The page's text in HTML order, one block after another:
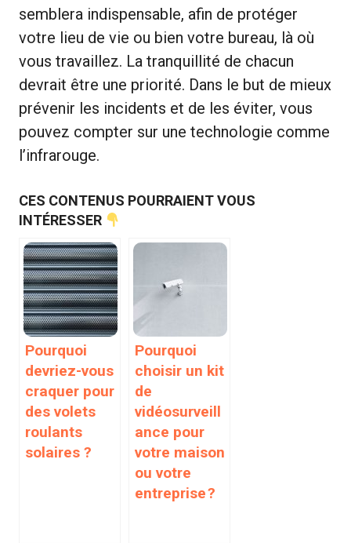
semblera indispensable, afin de protéger
votre lieu de vie ou bien votre bureau, là où
vous travaillez. La tranquillité de chacun
devrait être une priorité. Dans le but de mieux
prévenir les incidents et de les éviter, vous
pouvez compter sur une technologie comme
l’infrarouge.
CES CONTENUS POURRAIENT VOUS
INTÉRESSER
Pourquoi
devriez-vous
craquer pour
des volets
roulants
solaires ?
Pourquoi
choisir un kit
de
vidéosurveill
ance pour
votre maison
ou votre
entreprise ?